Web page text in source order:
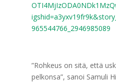
965544766_2946985089
”Rohkeus on sitä, että
pelkonsa”, sanoi Samuli